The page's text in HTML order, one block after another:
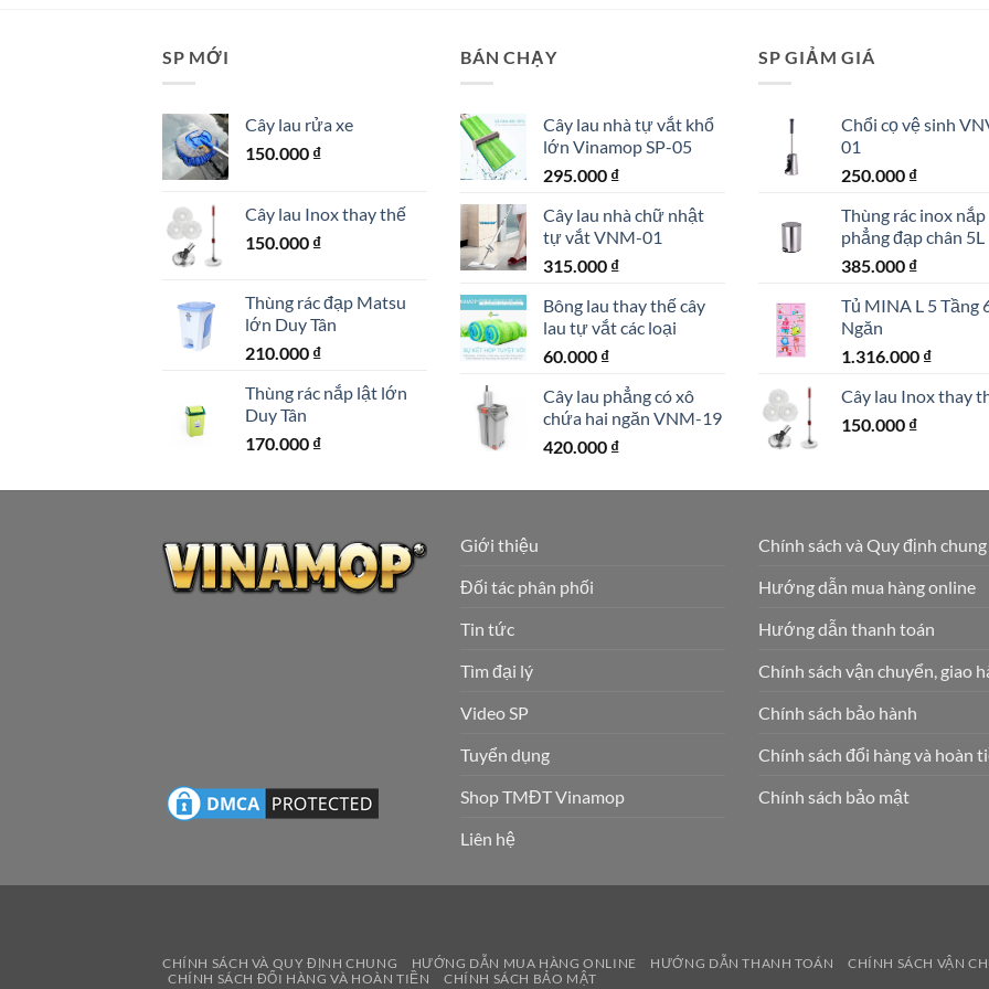
SP MỚI
Cây lau rửa xe
150.000 ₫
Cây lau Inox thay thế
150.000 ₫
Thùng rác đạp Matsu
lớn Duy Tân
210.000 ₫
Thùng rác nắp lật lớn
Duy Tân
170.000 ₫
BÁN CHẠY
Cây lau nhà tự vắt khổ
lớn Vinamop SP-05
295.000 ₫
Cây lau nhà chữ nhật
tự vắt VNM-01
315.000 ₫
Bông lau thay thế cây
lau tự vắt các loại
60.000 ₫
Cây lau phẳng có xô
chứa hai ngăn VNM-19
420.000 ₫
SP GIẢM GIÁ
Chổi cọ vệ sinh
01
250.000 ₫
Thùng rác inox nắp
phẳng đạp chân 5L
385.000 ₫
Tủ MINA L 5 Tầng
Ngăn
1.316.000 ₫
Cây lau Inox thay
150.000 ₫
Giới thiệu
Đối tác phân phối
Tin tức
Tìm đại lý
Video SP
Tuyển dụng
Shop TMĐT Vinamop
Liên hệ
Chính sách và Quy định chung
Hướng dẫn mua hàng online
Hướng dẫn thanh toán
Chính sách vận chuyển, giao
Chính sách bảo hành
Chính sách đổi hàng và hoàn
Chính sách bảo mật
CHÍNH SÁCH VÀ QUY ĐỊNH CHUNG HƯỚNG DẪN MUA HÀNG ONLINE HƯỚNG DẪN THANH TOÁN CHÍNH SÁCH VẬN
CHÍNH SÁCH ĐỔI HÀNG VÀ HOÀN TIỀN
CHÍNH SÁCH BẢO MẬT